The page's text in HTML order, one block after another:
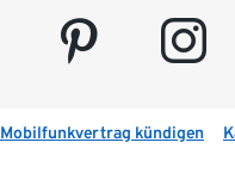
pinterest instagram
Mobilfunkvertrag kündigen